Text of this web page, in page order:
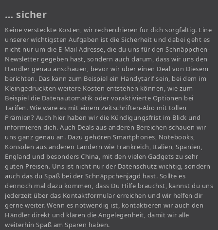
… sicher
Keine versteckte Kosten, wir recherchieren für dich sorgfältig. Eine
unserer wichtigsten Aufgaben ist die Sicherheit und dabei geht es
nicht nur um die E-Mail Adresse, die du uns für den Schnäppchen-
Newsletter gegeben hast, sondern auch darum, dass wir uns den
Händler genau anschauen, bevor wir über einen Deal von Diesem
berichten. Das kann zum Beispiel ein Handytarif sein, bei dem im
Kleingedruckten weitere Kosten entstehen können, wie zum
Beispiel die Datenautomatik oder voraktivierte Optionen bei
Tarifen. Wie wäre es mit einem Zeitschriften-Abo mit tollen
Prämien? Auch hier haben wir die Kündigungsfrist im Blick und
informieren dich. Auch Deals aus anderen Bereichen schauen wir
uns ganz genau an. Dazu gehören Smartphones, Notebooks,
Konsolen aus anderen Ländern wie Frankreich, Italien, Spanien,
England und besonders China, mit den vielen Gadgets zu sehr
guten Preisen. Uns ist nicht nur der Datenschutz wichtig, sondern
auch das du Spaß bei der Schnäppchenjagd hast. Sollte es
dennoch mal dazu kommen, dass Du Hilfe brauchst, kannst du uns
jederzeit über das Kontaktformular erreichen und wir helfen dir
gerne weiter. Wenn es notwendig ist, kontaktieren wir auch den
Händler direkt und klären die Angelegenheit, damit wir alle
weiterhin Spaß am Sparen haben.